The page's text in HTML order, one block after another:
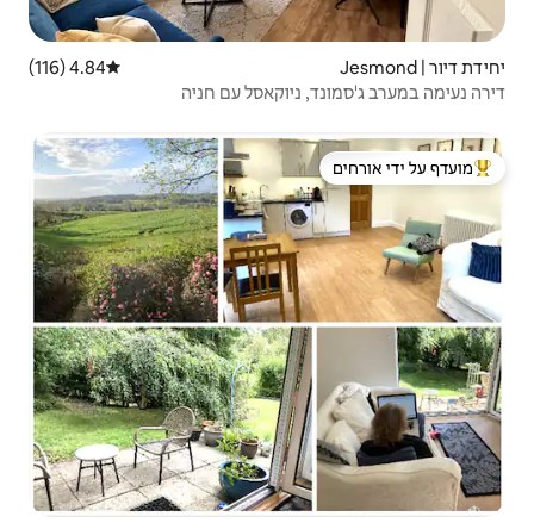
דירוג ממוצע של 4.84 מתוך 5, 116 ביקורות
4.84 (116)
עם חניה
ידי אורחים